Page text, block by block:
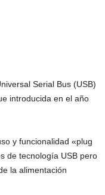
Serial Bus (USB)
introducida en el año
y funcionalidad «plug
de tecnología USB pero
la alimentación